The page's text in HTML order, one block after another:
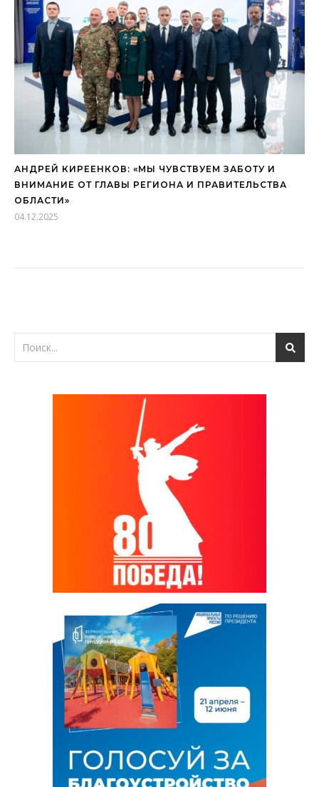
АНДРЕЙ КИРЕЕНКОВ: «МЫ ЧУВСТВУЕМ ЗАБОТУ И
ВНИМАНИЕ ОТ ГЛАВЫ РЕГИОНА И ПРАВИТЕЛЬСТВА
ОБЛАСТИ»
04.12.2025